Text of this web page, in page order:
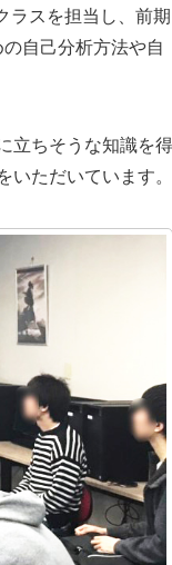
ラスを担当し、前期
自己分析方法や自
立ちそうな知識を得
いただいています。